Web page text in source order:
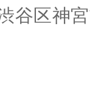
谷区神